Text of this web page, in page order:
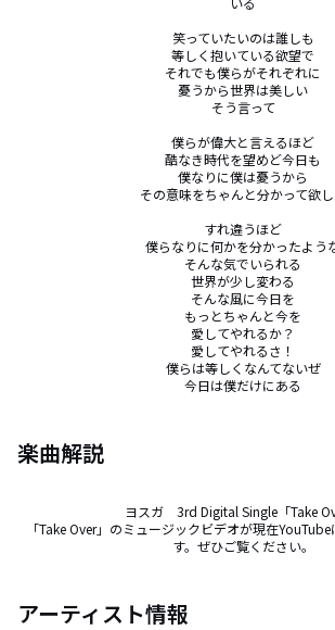
笑っていたいのは誰しも
等しく抱いている欲望で
それでも僕らがそれぞれに
憂うから世界は美しい
そう言って
僕らが偉大と言えるほど
酷なき時代を望めど今日も
僕なりに僕は憂うから
その意味をちゃんと分かって欲
すれ違うほど
僕らなりに何かを分かったよう
そんな気でいられる
世界が少し変わる
そんな風に今日を
もっとちゃんと今を
愛してやれるか？
愛してやれるさ！
僕らは等しくなんてないぜ
今日は僕だけにある
楽曲解説
ヨスガ　3rd Digital Single「Take
「Take Over」のミュージックビデオが現在
す。ぜひご覧ください。
アーティスト情報